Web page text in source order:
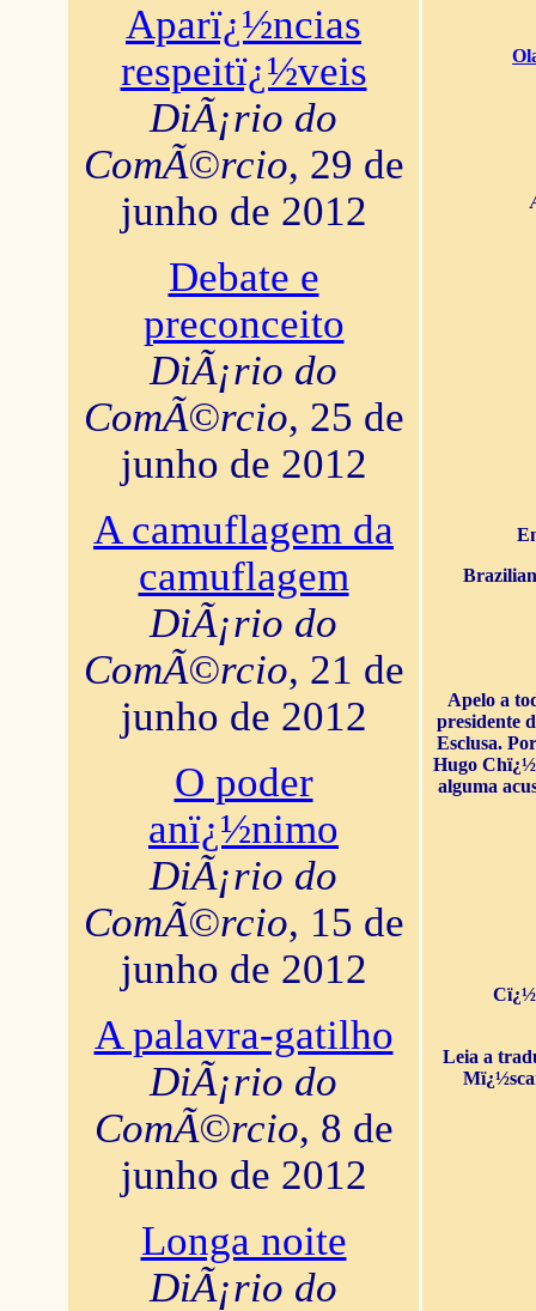
Aparï¿½ncias
respeitï¿½veis
DiÃ¡rio do
ComÃ©rcio, 29 de
junho de 2012
Debate e
preconceito
DiÃ¡rio do
ComÃ©rcio, 25 de
junho de 2012
A camuflagem da
camuflagem
DiÃ¡rio do
ComÃ©rcio, 21 de
junho de 2012
O poder
anï¿½nimo
DiÃ¡rio do
ComÃ©rcio, 15 de
junho de 2012
A palavra-gatilho
DiÃ¡rio do
ComÃ©rcio, 8 de
junho de 2012
Longa noite
DiÃ¡rio do
Apelo a
presidente
Esclusa.
Hugo
alguma
Leia a